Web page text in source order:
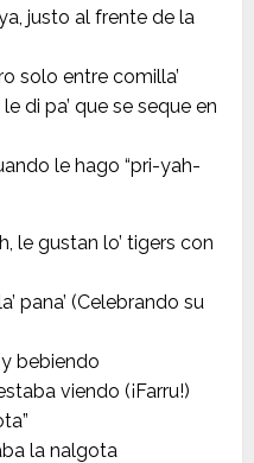
justo al frente de la
solo entre comilla’
le di pa’ que se seque en
le hago “pri-yah-
le gustan lo’ tigers con
pana’ (Celebrando su
bebiendo
viendo (¡Farru!)
la nalgota